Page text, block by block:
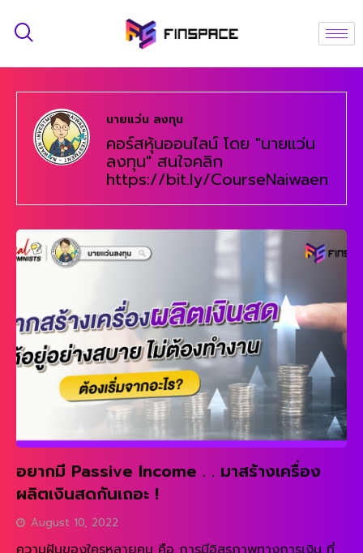
นายแว่น ลงทุน
คอร์สหุ้นออนไลน์ โดย "นายแว่น
ลงทุน" สนใจคลิก
https://bit.ly/CourseNaiwaen
อยากมี Passive Income . . มาสร้างเครื่อง
ผลิตเงินสดกันเถอะ !
August 10, 2022